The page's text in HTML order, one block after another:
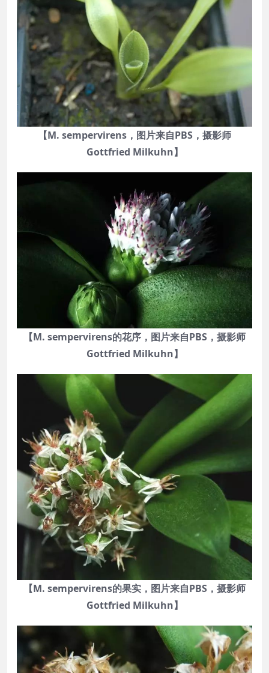
【M. sempervirens，图片来自PBS，摄影师
Gottfried Milkuhn】
【M. sempervirens的花序，图片来自PBS，摄影师
Gottfried Milkuhn】
【M. sempervirens的果实，图片来自PBS，摄影师
Gottfried Milkuhn】